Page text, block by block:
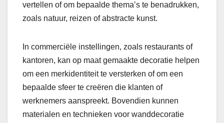
vertellen of om bepaalde thema’s te benadrukken,
zoals natuur, reizen of abstracte kunst.
In commerciële instellingen, zoals restaurants of
kantoren, kan op maat gemaakte decoratie helpen
om een merkidentiteit te versterken of om een
bepaalde sfeer te creëren die klanten of
werknemers aanspreekt. Bovendien kunnen
materialen en technieken voor wanddecoratie